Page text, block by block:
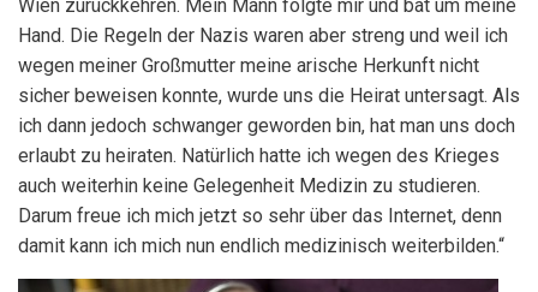
Wien zurückkehren. Mein Mann folgte mir und bat um meine
Hand. Die Regeln der Nazis waren aber streng und weil ich
wegen meiner Großmutter meine arische Herkunft nicht
sicher beweisen konnte, wurde uns die Heirat untersagt. Als
ich dann jedoch schwanger geworden bin, hat man uns doch
erlaubt zu heiraten. Natürlich hatte ich wegen des Krieges
auch weiterhin keine Gelegenheit Medizin zu studieren.
Darum freue ich mich jetzt so sehr über das Internet, denn
damit kann ich mich nun endlich medizinisch weiterbilden.“